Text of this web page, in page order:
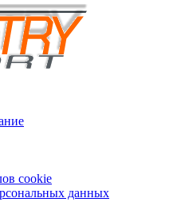
cookie
данных